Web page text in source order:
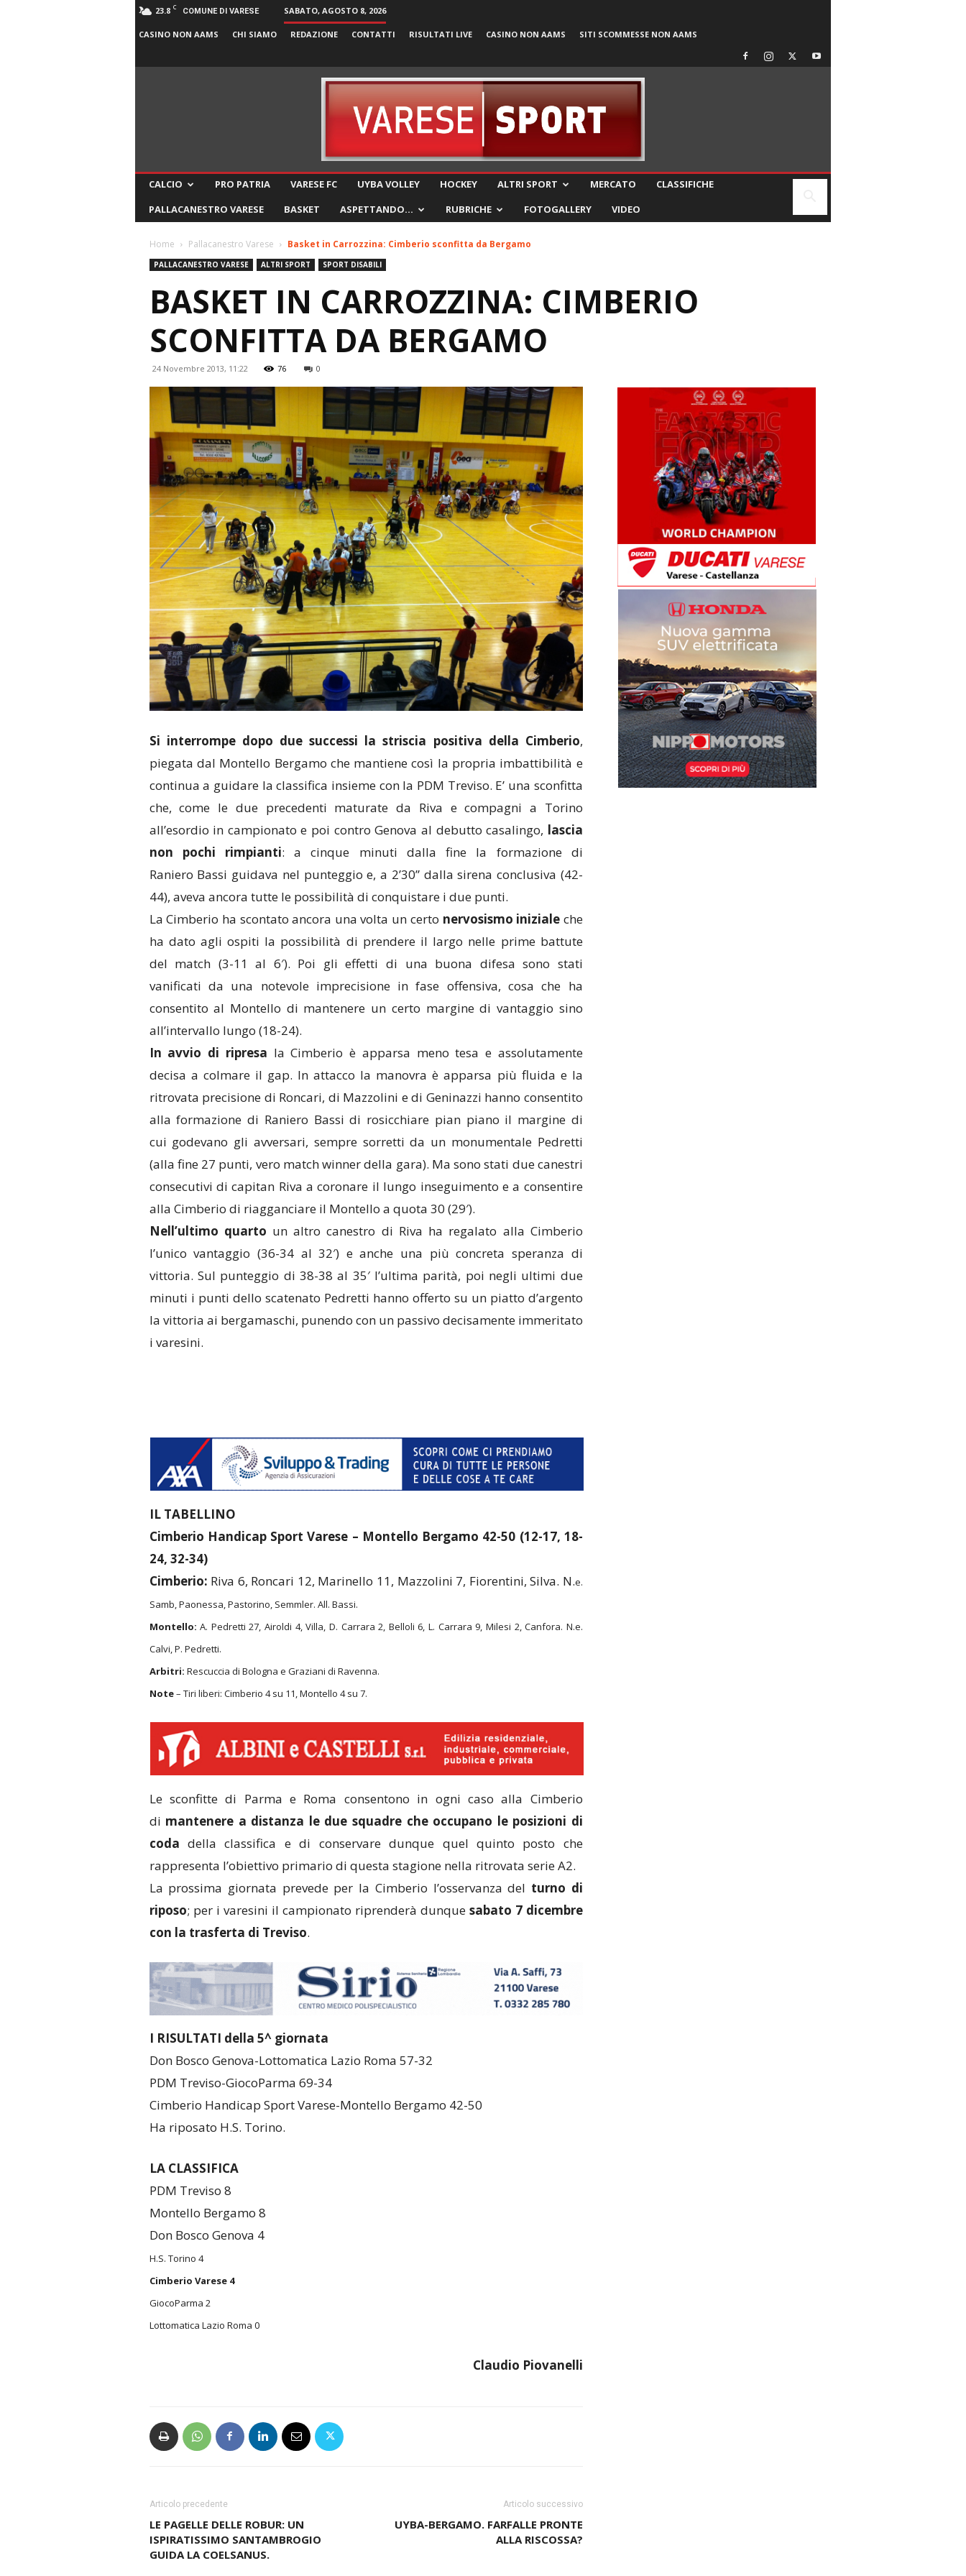
23.8 C COMUNE DI VARESE SABATO, AGOSTO 8, 2026
CASINO NON AAMS CHI SIAMO REDAZIONE CONTATTI RISULTATI LIVE CASINO NON AAMS SITI SCOMMESSE NON AAMS
CALCIO PRO PATRIA VARESE FC UYBA VOLLEY HOCKEY ALTRI SPORT MERCATO
CLASSIFICHE
PALLACANESTRO VARESE
BASKET ASPETTANDO… RUBRICHE FOTOGALLERY VIDEO
Home Pallacanestro Varese Basket in Carrozzina: Cimberio sconfitta da Bergamo
PALLACANESTRO VARESE ALTRI SPORT SPORT DISABILI
BASKET IN CARROZZINA: CIMBERIO
SCONFITTA DA BERGAMO
24 Novembre 2013, 11:22 76 0
Si interrompe dopo due successi la striscia positiva della Cimberio,
piegata dal Montello Bergamo che mantiene così la propria imbattibilità e
continua a guidare la classifica insieme con la PDM Treviso. E’ una sconfitta
che, come le due precedenti maturate da Riva e compagni a Torino
all’esordio in campionato e poi contro Genova al debutto casalingo, lascia
non pochi rimpianti: a cinque minuti dalla fine la formazione di
Raniero Bassi guidava nel punteggio e, a 2’30” dalla sirena conclusiva (42-
44), aveva ancora tutte le possibilità di conquistare i due punti.
La Cimberio ha scontato ancora una volta un certo nervosismo iniziale che
ha dato agli ospiti la possibilità di prendere il largo nelle prime battute
del match (3-11 al 6′). Poi gli effetti di una buona difesa sono stati
vanificati da una notevole imprecisione in fase offensiva, cosa che ha
consentito al Montello di mantenere un certo margine di vantaggio sino
all’intervallo lungo (18-24).
In avvio di ripresa la Cimberio è apparsa meno tesa e assolutamente
decisa a colmare il gap. In attacco la manovra è apparsa più fluida e la
ritrovata precisione di Roncari, di Mazzolini e di Geninazzi hanno consentito
alla formazione di Raniero Bassi di rosicchiare pian piano il margine di
cui godevano gli avversari, sempre sorretti da un monumentale Pedretti
(alla fine 27 punti, vero match winner della gara). Ma sono stati due canestri
consecutivi di capitan Riva a coronare il lungo inseguimento e a consentire
alla Cimberio di riagganciare il Montello a quota 30 (29′).
Nell’ultimo quarto un altro canestro di Riva ha regalato alla Cimberio
l’unico vantaggio (36-34 al 32′) e anche una più concreta speranza di
vittoria. Sul punteggio di 38-38 al 35′ l’ultima parità, poi negli ultimi due
minuti i punti dello scatenato Pedretti hanno offerto su un piatto d’argento
la vittoria ai bergamaschi, punendo con un passivo decisamente immeritato
i varesini.
IL TABELLINO
Cimberio Handicap Sport Varese – Montello Bergamo 42-50 (12-17, 18-
24, 32-34)
Cimberio: Riva 6, Roncari 12, Marinello 11, Mazzolini 7, Fiorentini, Silva. N.e.
Samb, Paonessa, Pastorino, Semmler. All. Bassi.
Montello: A. Pedretti 27, Airoldi 4, Villa, D. Carrara 2, Belloli 6, L. Carrara 9, Milesi 2, Canfora. N.e.
Calvi, P. Pedretti.
Arbitri: Rescuccia di Bologna e Graziani di Ravenna.
Note– Tiri liberi: Cimberio 4 su 11, Montello 4 su 7.
Le sconfitte di Parma e Roma consentono in ogni caso alla Cimberio
di mantenere a distanza le due squadre che occupano le posizioni di
coda della classifica e di conservare dunque quel quinto posto che
rappresenta l’obiettivo primario di questa stagione nella ritrovata serie A2.
La prossima giornata prevede per la Cimberio l’osservanza del turno di
riposo; per i varesini il campionato riprenderà dunque sabato 7 dicembre
con la trasferta di Treviso.
I RISULTATI della 5^ giornata
Don Bosco Genova-Lottomatica Lazio Roma 57-32
PDM Treviso-GiocoParma 69-34
Cimberio Handicap Sport Varese-Montello Bergamo 42-50
Ha riposato H.S. Torino.
LA CLASSIFICA
PDM Treviso 8
Montello Bergamo 8
Don Bosco Genova 4
H.S. Torino 4
Cimberio Varese 4
GiocoParma 2
Lottomatica Lazio Roma 0
Claudio Piovanelli
Articolo precedente
LE PAGELLE DELLE ROBUR: UN
ISPIRATISSIMO SANTAMBROGIO
GUIDA LA COELSANUS.
Articolo successivo
UYBA-BERGAMO. FARFALLE PRONTE
ALLA RISCOSSA?